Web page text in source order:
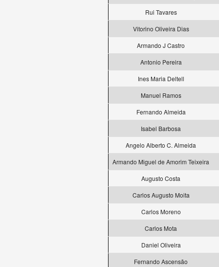
Rui Tavares
Vitorino Oliveira Dias
Armando J Castro
Antonio Pereira
Ines Maria Deltell
Manuel Ramos
Fernando Almeida
Isabel Barbosa
Angelo Alberto C. Almeida
Armando Miguel de Amorim Teixeira
Augusto Costa
Carlos Augusto Moita
Carlos Moreno
Carlos Mota
Daniel Oliveira
Fernando Ascensão